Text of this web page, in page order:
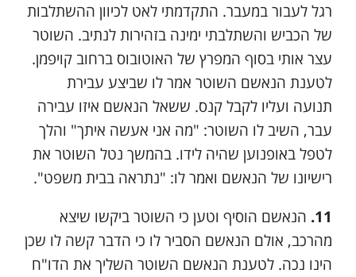
רגל לעבור במעבר. התקדמתי לאט לכיוון ההשתלבות
של הכביש והשתלבתי ימינה בזהירות לנתיב. השוטר
עצר אותי בסוף המפרץ של האוטובוס ברחוב קויפמן.
לטענת הנאשם השוטר אמר לו שביצע עבירת
תנועה ועליו לקבל קנס. ששאל הנאשם איזו עבירה
עבר, השיב לו השוטר: "מה אני אעשה איתך" והלך
לטפל באופנוען שהיה לידו. בהמשך נטל השוטר את
רישיונו של הנאשם ואמר לו: "נתראה בבית משפט".
11. הנאשם הוסיף וטען כי השוטר ביקשו שיצא
מהרכב, אולם הנאשם הסביר לו כי הדבר קשה לו שכן
הינו נכה. לטענת הנאשם השוטר השליך את הדו"ח